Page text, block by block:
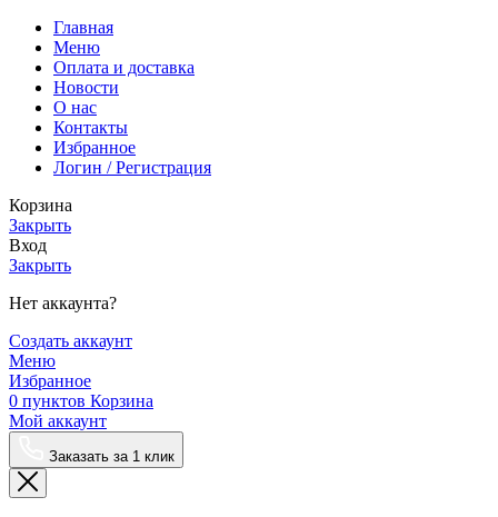
Главная
Меню
Оплата и доставка
Новости
О нас
Контакты
Избранное
Логин / Регистрация
Корзина
Закрыть
Вход
Закрыть
Нет аккаунта?
Создать аккаунт
Меню
Избранное
0 пунктов Корзина
Мой аккаунт
Заказать за 1 клик